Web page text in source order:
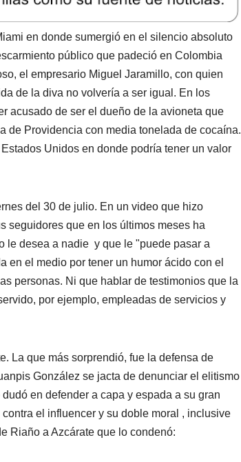
en donde sumergió en el silencio absoluto
público que padeció en Colombia
el empresario Miguel Jaramillo, con quien
de la diva no volvería a ser igual. En los
acusado de ser el dueño de la avioneta que
de Providencia con media tonelada de cocaína.
Unidos en donde podría tener un valor
del 30 de julio. En un video que hizo
seguidores que en los últimos meses ha
le desea a nadie y que le "puede pasar a
en el medio por tener un humor ácido con el
personas. Ni que hablar de testimonios que la
por ejemplo, empleadas de servicios y
La que más sorprendió, fue la defensa de
González se jacta de denunciar el elitismo
en defender a capa y espada a su gran
el influencer y su doble moral , inclusive
Riaño a Azcárate que lo condenó: